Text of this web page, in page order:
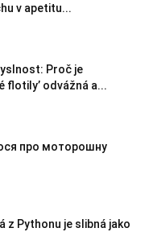
v apetitu...
Proč je
flotily’ odvážná a...
про моторошну
z Pythonu je slibná jako